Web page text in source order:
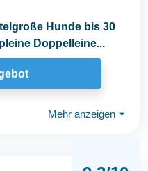
Hunde bis 30
Doppelleine...
Mehr anzeigen ⏷